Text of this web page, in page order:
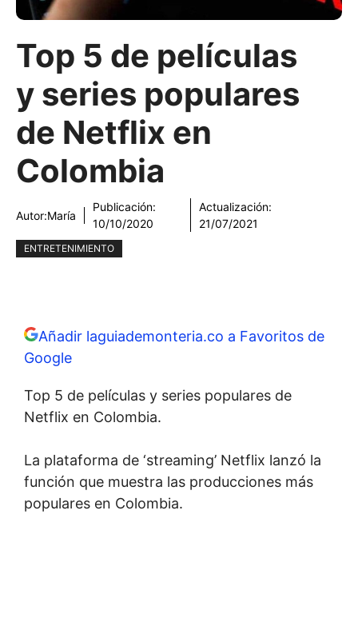
Top 5 de películas
y series populares
de Netflix en
Colombia
Autor:María
Publicación:
10/10/2020
Actualización:
21/07/2021
ENTRETENIMIENTO
Añadir laguiademonteria.co a Favoritos de
Google
Top 5 de películas y series populares de
Netflix en Colombia.
La plataforma de ‘streaming’ Netflix lanzó la
función que muestra las producciones más
populares en Colombia.